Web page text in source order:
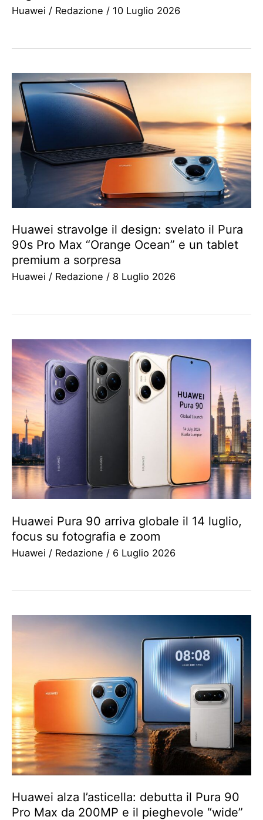
Huawei / Redazione / 10 Luglio 2026
Huawei stravolge il design: svelato il Pura
90s Pro Max “Orange Ocean” e un tablet
premium a sorpresa
Huawei / Redazione / 8 Luglio 2026
Huawei Pura 90 arriva globale il 14 luglio,
focus su fotografia e zoom
Huawei / Redazione / 6 Luglio 2026
Huawei alza l’asticella: debutta il Pura 90
Pro Max da 200MP e il pieghevole “wide”